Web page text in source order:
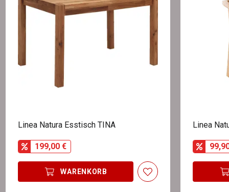
Linea Natura Esstisch TINA
199,00 €
WARENKORB
Linea